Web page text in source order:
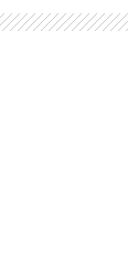
발견...경찰, 조
산득표율
…범행 후 반려견
47.82% 김민